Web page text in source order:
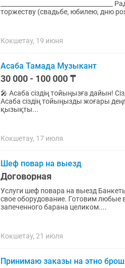
торжеству (свадьбе, юбилею, дню
Кокшетау, 19 июня
Асаба Тамада Музыкант
30 000 - 100 000 ₸
🎤 Асаба сіздің тойыңызға дайын! Сіздің ең бақытты күніңіз — біздің басты жауапкершілігіміз!
Асаба сіздің тойыңызды жоғары деңгейде,
қызықты...
Кокшетау, 17 июля
Шеф повар на выезд
Договорная
Услуги шеф повара на выезд Банкеты любой сложности от 5 до 500 человек. Есть команда и
свое оборудование. Готовим любые
запеченного барана целиком....
Кокшетау, 21 июля
Принимаю заказы на этно